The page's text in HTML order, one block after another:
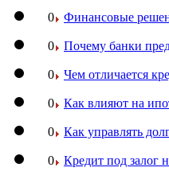
0 Финансовые
0 Почему банки
0 Чем отличается
0 Как влияют на
0 Как управлять
0 Кредит под залог